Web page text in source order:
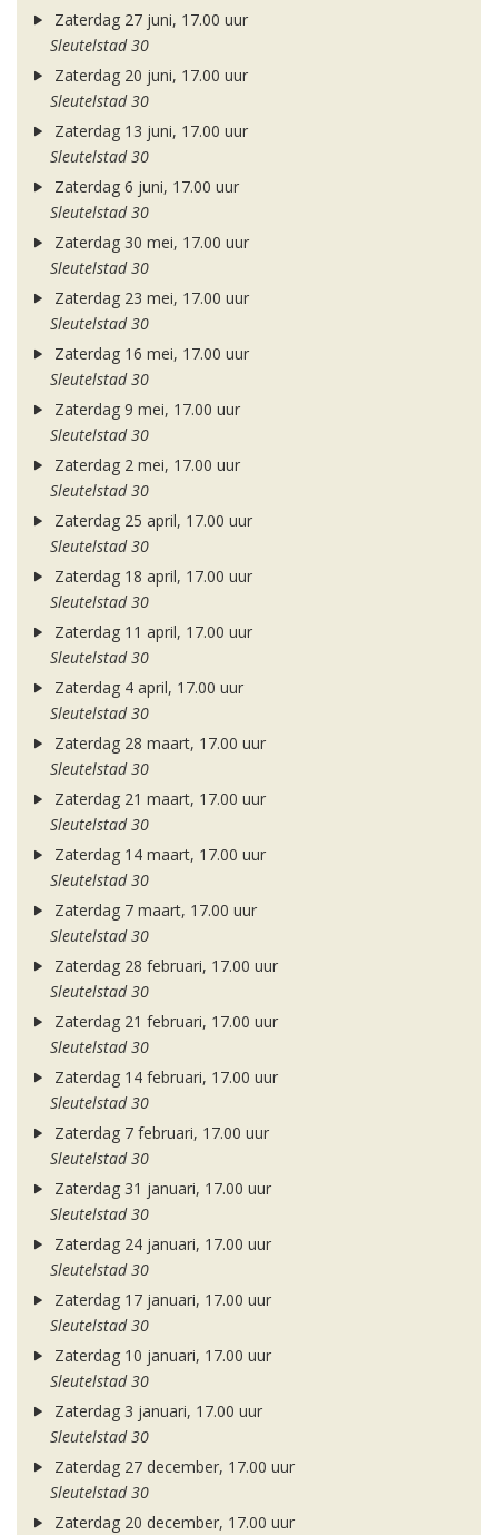
Zaterdag 27 juni, 17.00 uur
Sleutelstad 30
Zaterdag 20 juni, 17.00 uur
Sleutelstad 30
Zaterdag 13 juni, 17.00 uur
Sleutelstad 30
Zaterdag 6 juni, 17.00 uur
Sleutelstad 30
Zaterdag 30 mei, 17.00 uur
Sleutelstad 30
Zaterdag 23 mei, 17.00 uur
Sleutelstad 30
Zaterdag 16 mei, 17.00 uur
Sleutelstad 30
Zaterdag 9 mei, 17.00 uur
Sleutelstad 30
Zaterdag 2 mei, 17.00 uur
Sleutelstad 30
Zaterdag 25 april, 17.00 uur
Sleutelstad 30
Zaterdag 18 april, 17.00 uur
Sleutelstad 30
Zaterdag 11 april, 17.00 uur
Sleutelstad 30
Zaterdag 4 april, 17.00 uur
Sleutelstad 30
Zaterdag 28 maart, 17.00 uur
Sleutelstad 30
Zaterdag 21 maart, 17.00 uur
Sleutelstad 30
Zaterdag 14 maart, 17.00 uur
Sleutelstad 30
Zaterdag 7 maart, 17.00 uur
Sleutelstad 30
Zaterdag 28 februari, 17.00 uur
Sleutelstad 30
Zaterdag 21 februari, 17.00 uur
Sleutelstad 30
Zaterdag 14 februari, 17.00 uur
Sleutelstad 30
Zaterdag 7 februari, 17.00 uur
Sleutelstad 30
Zaterdag 31 januari, 17.00 uur
Sleutelstad 30
Zaterdag 24 januari, 17.00 uur
Sleutelstad 30
Zaterdag 17 januari, 17.00 uur
Sleutelstad 30
Zaterdag 10 januari, 17.00 uur
Sleutelstad 30
Zaterdag 3 januari, 17.00 uur
Sleutelstad 30
Zaterdag 27 december, 17.00 uur
Sleutelstad 30
Zaterdag 20 december, 17.00 uur